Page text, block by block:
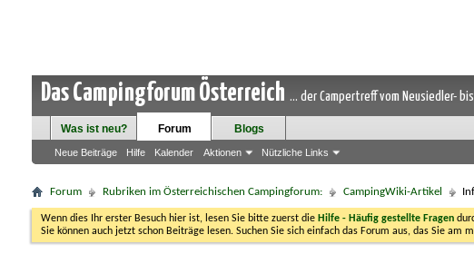
Das Campingforum Österreich ... der Campertreff vom Neusiedler-
Was ist neu? Forum
Neue Beiträge Hilfe Kalender Aktionen Nützliche Links
Blogs
Forum Rubriken im Österreichischen Campingforum: CampingWiki-Artikel
Wenn dies Ihr erster Besuch hier ist, lesen Sie bitte zuerst die Hilfe - Häufig gestellte Fragen
Sie können auch jetzt schon Beiträge lesen. Suchen Sie sich einfach das Forum aus, das Sie am